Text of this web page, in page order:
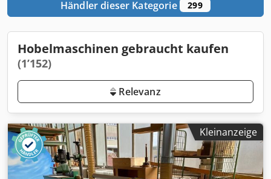
Händler dieser Kategorie 299
Hobelmaschinen gebraucht kaufen
(1’152)
Relevanz
Kleinanzeige